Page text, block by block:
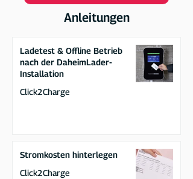
Anleitungen
Ladetest & Offline Betrieb
nach der DaheimLader-
Installation
Click2Charge
Stromkosten hinterlegen
Click2Charge